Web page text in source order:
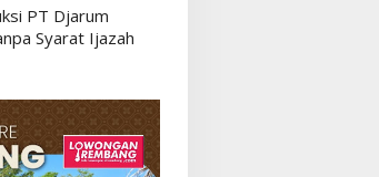
PT Djarum
Syarat Ijazah